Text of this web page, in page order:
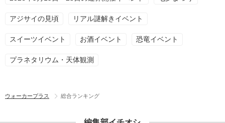
アジサイの見頃 リアル謎解きイベント
スイーツイベント お酒イベント 恐竜イベント
プラネタリウム・天体観測
ウォーカープラス 総合ランキング